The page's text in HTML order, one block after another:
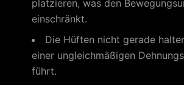
platzieren, was den
einschränkt.
Die Hüften nicht gerade
einer ungleichmäßigen
führt.